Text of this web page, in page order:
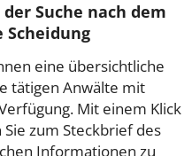
Suche nach dem
eine übersichtliche
tätigen Anwälte mit
Mit einem Klick
zum Steckbrief des
Informationen zu